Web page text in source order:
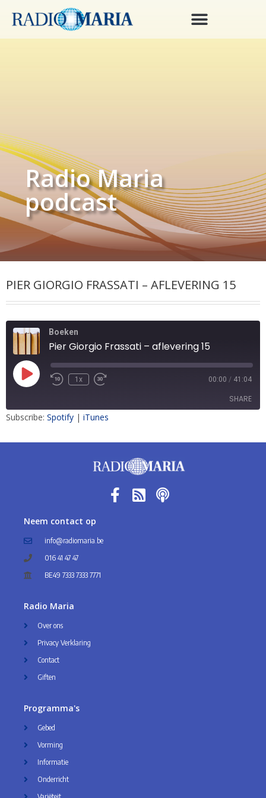
Radio Maria
podcast
PIER GIORGIO FRASSATI – AFLEVERING 15
Boeken
Pier Giorgio Frassati – aflevering 15
1x 00:00 / 41:04
SHARE
Subscribe: Spotify | iTunes
Neem contact op
info@radiomaria.be
016 41 47 47
BE49 7333 7333 7771
Radio Maria
Over ons
Privacy Verklaring
Contact
Giften
Programma's
Gebed
Vorming
Informatie
Onderricht